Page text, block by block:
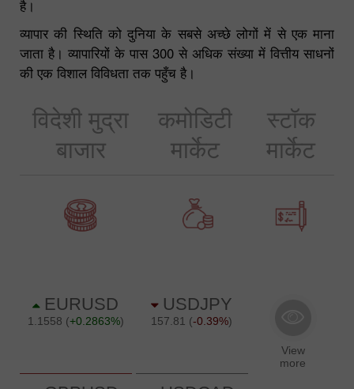
है।
व्यापार की स्थिति को दुनिया के सबसे अच्छे लोगों में से एक माना
जाता है। व्यापारियों के पास 300 से अधिक संख्या में वित्तीय साधनों
की एक विशाल विविधता तक पहुँच है।
विदेशी मुद्रा
बाजार
कमोडिटी
मार्केट
स्टॉक
मार्केट